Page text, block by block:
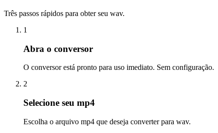
Três passos rápidos para obter seu wav.
1
Abra o conversor
O conversor está pronto para uso imediato. Sem configuração.
2
Selecione seu mp4
Escolha o arquivo mp4 que deseja converter para wav.